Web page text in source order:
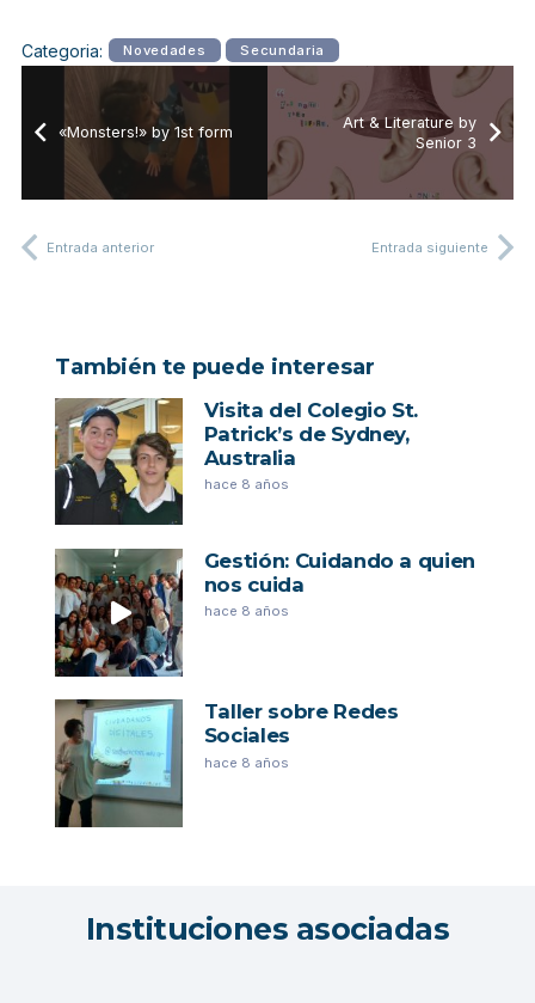
Categoria: Novedades Secundaria
«Monsters!» by 1st form
Art & Literature by
Senior 3
Entrada anterior Entrada siguiente
También te puede interesar
Visita del Colegio St.
Patrick’s de Sydney,
Australia
hace 8 años
Gestión: Cuidando a quien
nos cuida
hace 8 años
Taller sobre Redes
Sociales
hace 8 años
Instituciones asociadas